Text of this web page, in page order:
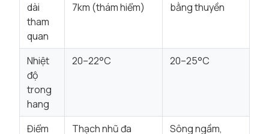
dài
tham
quan
7km (thám hiểm)
bằng thuyền
Nhiệt
độ
trong
hang
20–22°C 20–25°C
Điểm
Thạch nhũ đa
Sông ngầm,